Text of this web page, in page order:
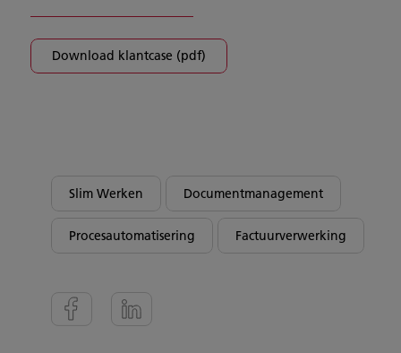
Download klantcase (pdf)
Slim Werken Documentmanagement
Procesautomatisering Factuurverwerking